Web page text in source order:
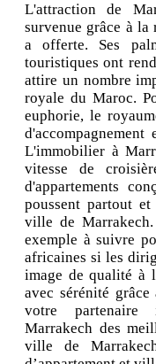
L'attraction de
survenue grâce à
a offerte. Ses
touristiques ont
attire un nombre
royale du Maroc.
euphorie, le
L'immobilier à
vitesse de
d'appartements
poussent partout
ville de
exemple à suivre
africaines si les
image de qualité à
avec sérénité
votre partenaire
Marrakech des
ville de